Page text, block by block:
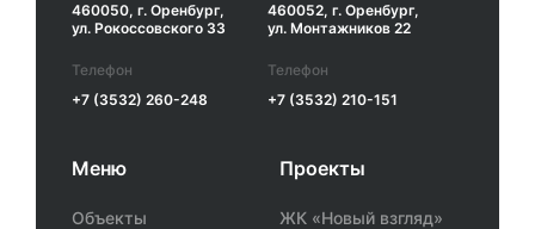
460050, г. Оренбург,
ул. Рокоссовского 33
Телефон
+7 (3532) 260-248
460052, г. Оренбург,
ул. Монтажников 22
Телефон
+7 (3532) 210-151
Меню
Объекты
Проекты
ЖК «Новый взгляд»